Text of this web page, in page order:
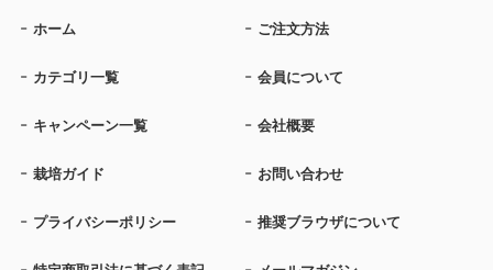
ホーム ご注文方法
カテゴリ一覧 会員について
キャンペーン一覧 会社概要
栽培ガイド お問い合わせ
プライバシーポリシー 推奨ブラウザについて